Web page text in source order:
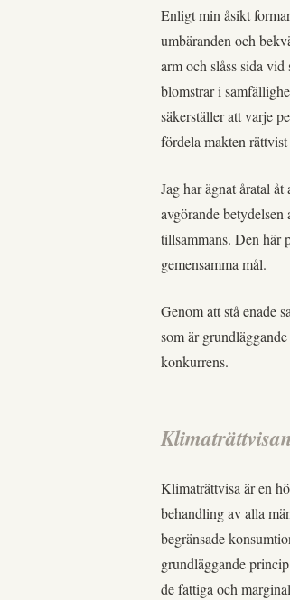
Enligt min åsikt
umbäranden och
arm och slåss sida
blomstrar i
säkerställer att varje
fördela makten
Jag har ägnat åratal
avgörande
tillsammans. Den här
gemensamma mål.
Genom att stå enade
som är
konkurrens.
Klimaträttvisa är en
behandling av alla
begränsade
grundläggande
de fattiga och